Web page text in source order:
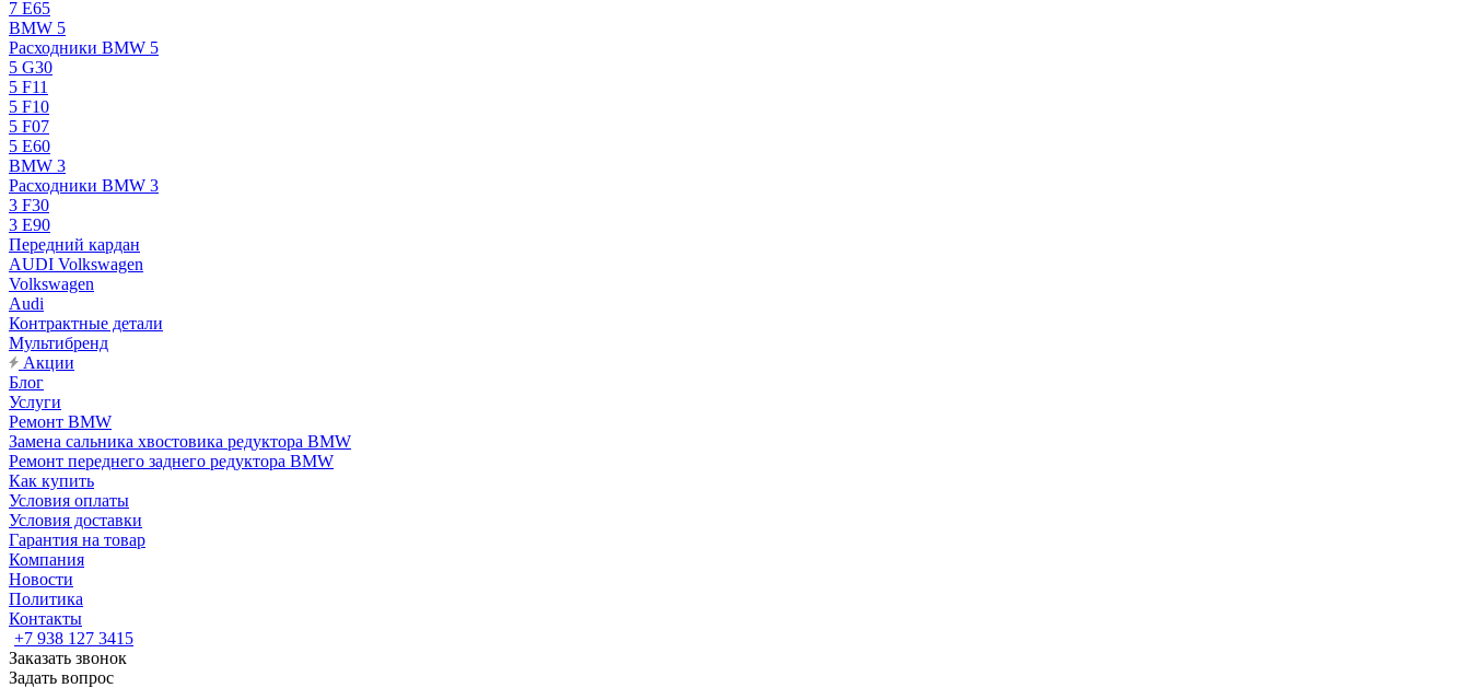
7 E65
BMW 5
Расходники BMW 5
5 G30
5 F11
5 F10
5 F07
5 E60
BMW 3
Расходники BMW 3
3 F30
3 E90
Передний кардан
AUDI Volkswagen
Volkswagen
Audi
Контрактные детали
Мультибренд
Акции
Блог
Услуги
Ремонт BMW
Замена сальника хвостовика редуктора BMW
Ремонт переднего заднего редуктора BMW
Как купить
Условия оплаты
Условия доставки
Гарантия на товар
Компания
Новости
Политика
Контакты
+7 938 127 3415
Заказать звонок
Задать вопрос